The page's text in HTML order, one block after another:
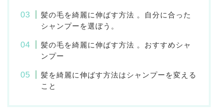
髪の毛を綺麗に伸ばす方法 。自分に合った
シャンプーを選ぼう。
髪の毛を綺麗に伸ばす方法 。おすすめシャ
ンプー
髪を綺麗に伸ばす方法はシャンプーを変える
こと